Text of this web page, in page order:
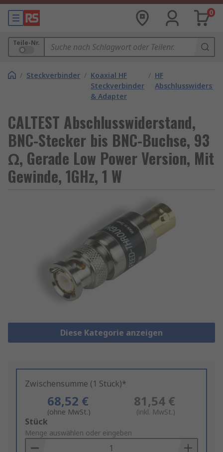
0
Teile-Nr.
/ Steckverbinder / Koaxial HF
Steckverbinder
& Adapter
/ HF
CALTEST Abschlusswiderstand,
BNC-Stecker bis BNC-Buchse, 93
Ω, Gerade Low Power Version, Mit
Gewinde, 1GHz, 1 W
Diese Kategorie anzeigen
Zwischensumme (1 Stück)*
68,52 €
(ohne MwSt.)
81,54 €
(inkl. MwSt.)
Add
to
Basket
Stück
Menge auswählen oder eingeben